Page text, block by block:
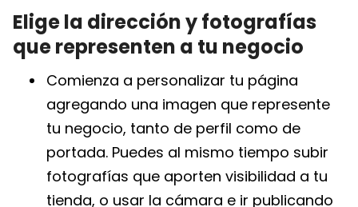
Elige la dirección y fotografías
que representen a tu negocio
Comienza a personalizar tu página
agregando una imagen que represente
tu negocio, tanto de perfil como de
portada. Puedes al mismo tiempo subir
fotografías que aporten visibilidad a tu
tienda, o usar la cámara e ir publicando